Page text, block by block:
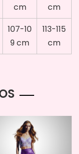
cm
cm
107-10
9 cm
113-115
cm